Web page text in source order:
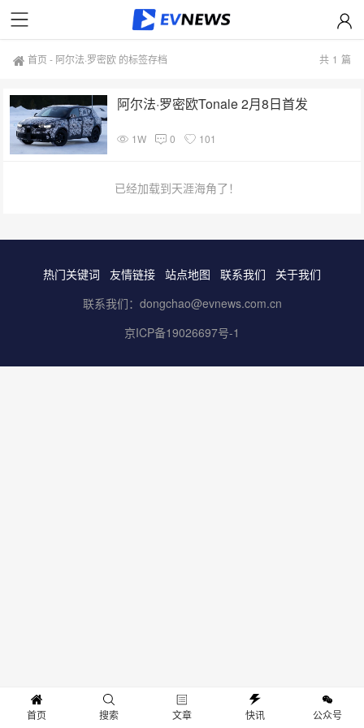
首页 - 阿尔法·罗密欧 的标签存档 共 1 篇
阿尔法·罗密欧Tonale 2月8日首发
1W 0 101
已经加载到天涯海角了！
热门关键词 友情链接 站点地图 联系我们
关于我们
联系我们：dongchao@evnews.com.cn
京ICP备19026697号-1
首页 搜索 文章 快讯 公众号